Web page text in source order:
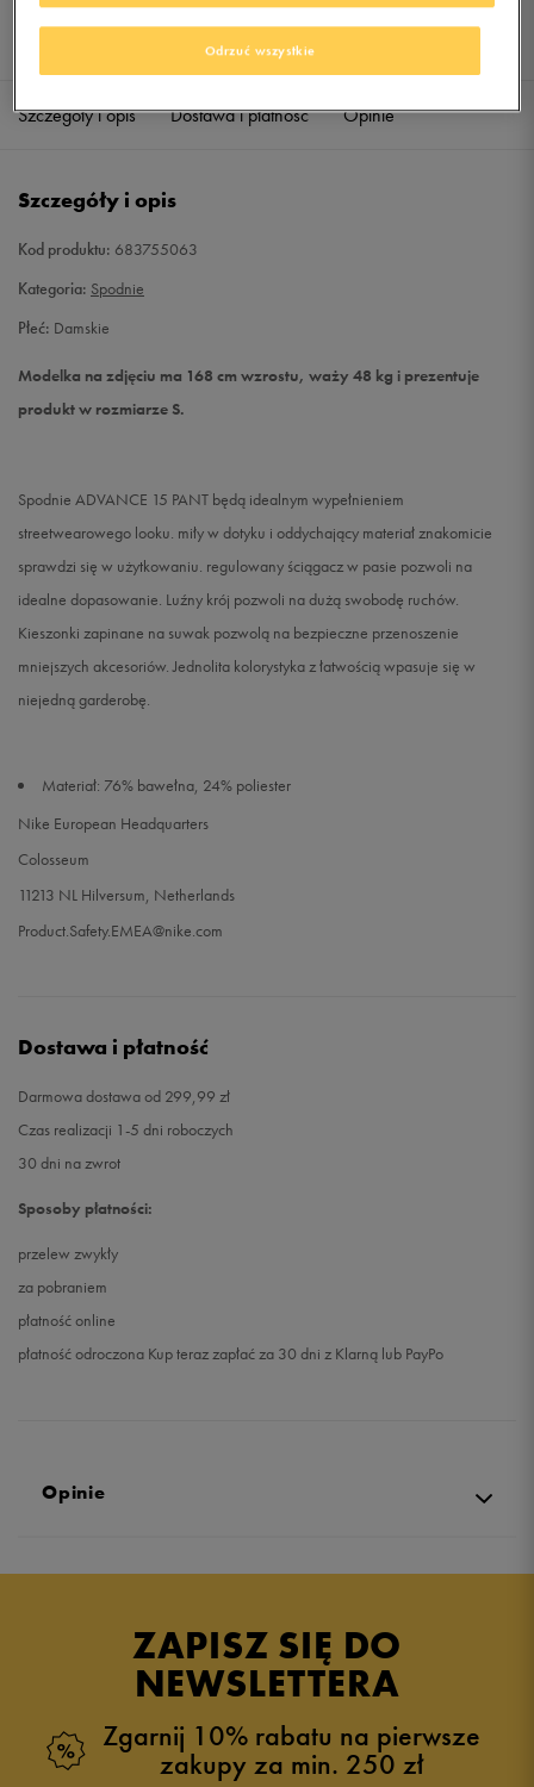
Powiadom o dostępności
S Powiadom o dostępności
Sprawdź dostępność w salonach
Szczegóły i opis Dostawa i płatność Opinie
Szczegóły i opis
Kod produktu: 683755063
Kategoria: Spodnie
Płeć: Damskie
Modelka na zdjęciu ma 168 cm wzrostu, waży 48 kg i prezentuje
produkt w rozmiarze S.
Spodnie ADVANCE 15 PANT będą idealnym wypełnieniem
streetwearowego looku. miły w dotyku i oddychający materiał znakomicie
sprawdzi się w użytkowaniu. regulowany ściągacz w pasie pozwoli na
idealne dopasowanie. Luźny krój pozwoli na dużą swobodę ruchów.
Kieszonki zapinane na suwak pozwolą na bezpieczne przenoszenie
mniejszych akcesoriów. Jednolita kolorystyka z łatwością wpasuje się w
niejedną garderobę.
Materiał: 76% bawełna, 24% poliester
Nike European Headquarters
Colosseum
11213 NL Hilversum, Netherlands
Product.Safety.EMEA@nike.com
Dostawa i płatność
Darmowa dostawa od 299,99 zł
Czas realizacji 1-5 dni roboczych
30 dni na zwrot
Sposoby płatności:
przelew zwykły
za pobraniem
płatność online
płatność odroczona Kup teraz zapłać za 30 dni z Klarną lub PayPo
Opinie
ZAPISZ SIĘ DO
NEWSLETTERA
Zgarnij 10% rabatu na pierwsze
zakupy za min. 250 zł
Odrzuć wszystkie